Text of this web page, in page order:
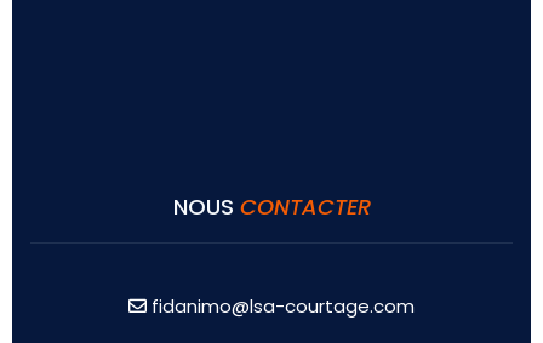
NOUS CONTACTER
fidanimo@lsa-courtage.com